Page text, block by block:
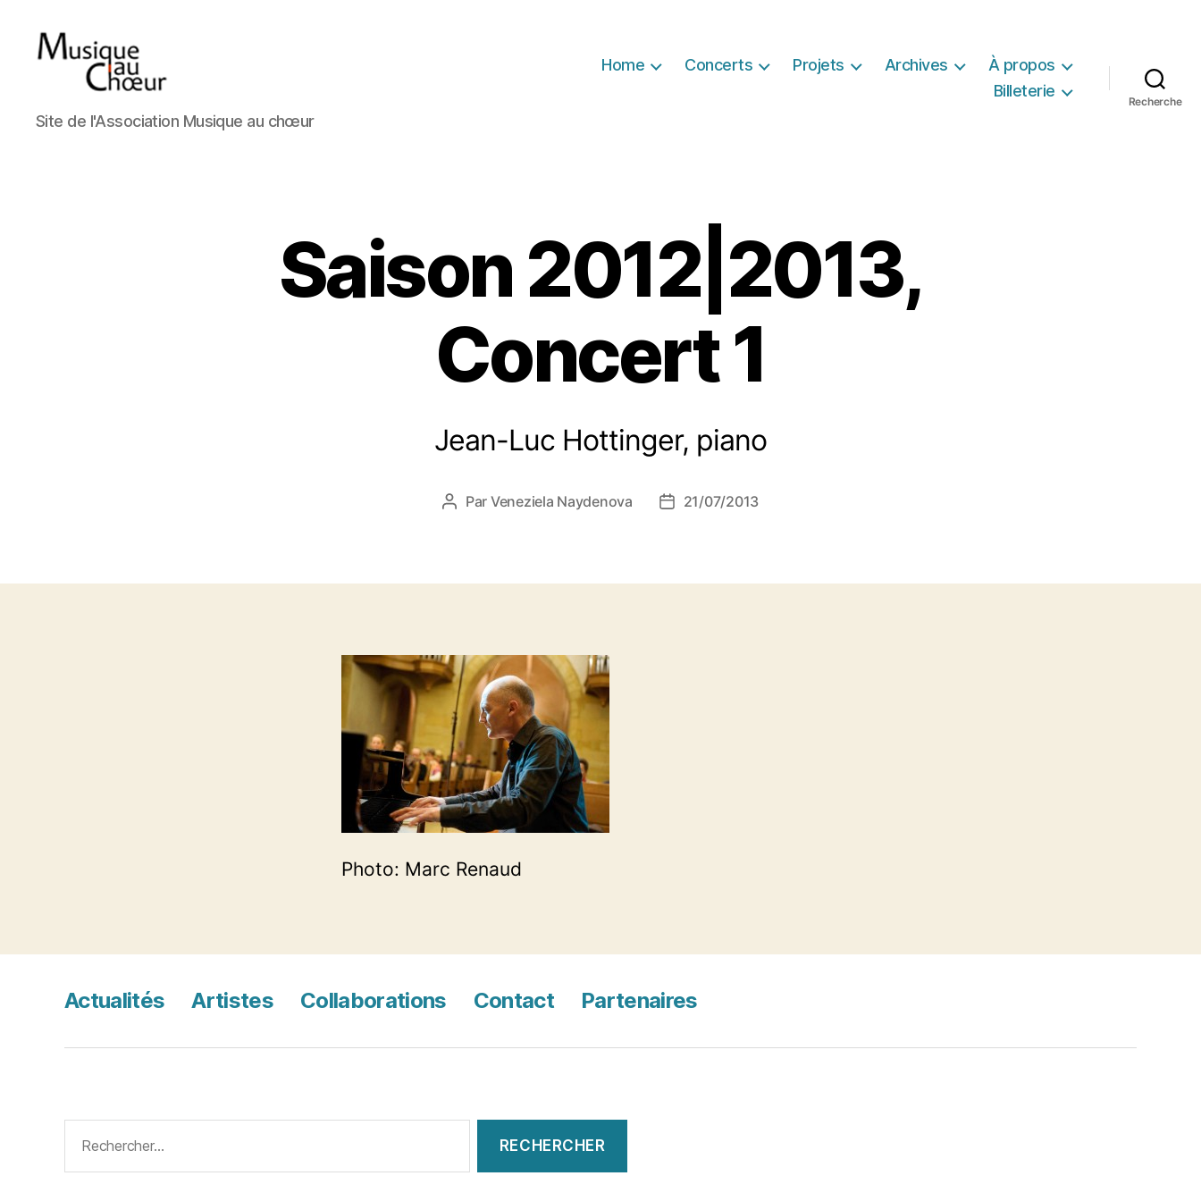
Musique
au
Site de l'Association Musique au chœur
Home Concerts Projets Archives
À propos
Billeterie
Recherche
Saison 2012|2013,
Concert 1
Jean-Luc Hottinger, piano
Auteur
Par Veneziela Naydenova
Date21/07/2013
Photo: Marc Renaud
Actualités Artistes Collaborations Contact Partenaires